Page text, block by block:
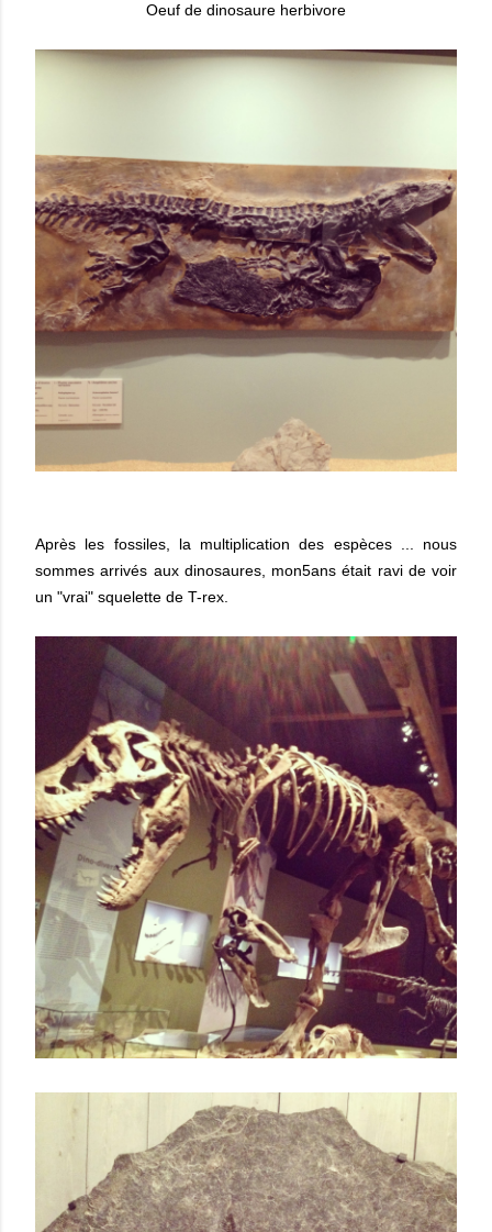
Oeuf de dinosaure herbivore
Après les fossiles, la multiplication des espèces ... nous
sommes arrivés aux dinosaures, mon5ans était ravi de voir
un "vrai" squelette de T-rex.